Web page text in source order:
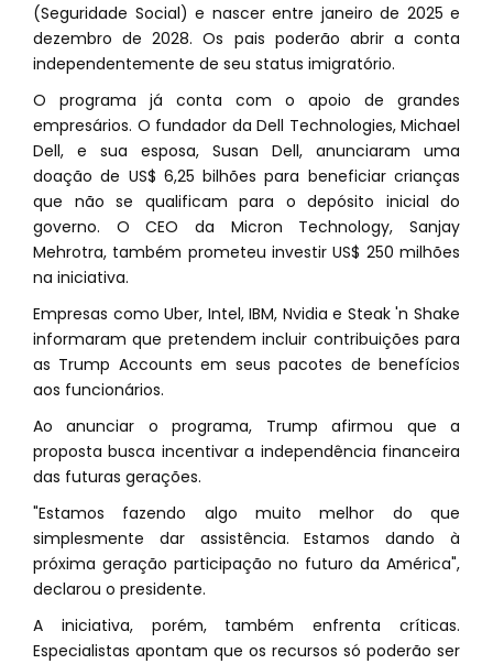
(Seguridade Social) e nascer entre janeiro de 2025 e
dezembro de 2028. Os pais poderão abrir a conta
independentemente de seu status imigratório.
O programa já conta com o apoio de grandes
empresários. O fundador da Dell Technologies, Michael
Dell, e sua esposa, Susan Dell, anunciaram uma
doação de US$ 6,25 bilhões para beneficiar crianças
que não se qualificam para o depósito inicial do
governo. O CEO da Micron Technology, Sanjay
Mehrotra, também prometeu investir US$ 250 milhões
na iniciativa.
Empresas como Uber, Intel, IBM, Nvidia e Steak 'n Shake
informaram que pretendem incluir contribuições para
as Trump Accounts em seus pacotes de benefícios
aos funcionários.
Ao anunciar o programa, Trump afirmou que a
proposta busca incentivar a independência financeira
das futuras gerações.
"Estamos fazendo algo muito melhor do que
simplesmente dar assistência. Estamos dando à
próxima geração participação no futuro da América",
declarou o presidente.
A iniciativa, porém, também enfrenta críticas.
Especialistas apontam que os recursos só poderão ser